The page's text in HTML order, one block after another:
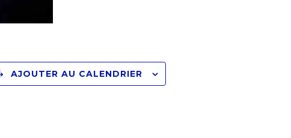
AJOUTER AU CALENDRIER